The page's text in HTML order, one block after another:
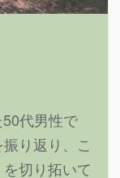
代男性で
り返り、こ
切り拓いて